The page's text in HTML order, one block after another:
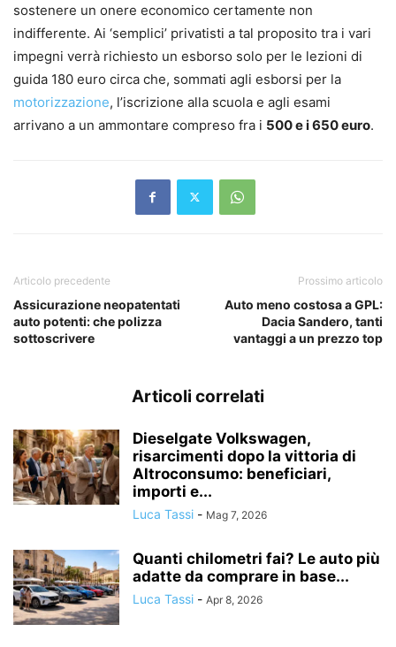
sostenere un onere economico certamente non
indifferente. Ai ‘semplici’ privatisti a tal proposito tra i vari
impegni verrà richiesto un esborso solo per le lezioni di
guida 180 euro circa che, sommati agli esborsi per la
motorizzazione, l’iscrizione alla scuola e agli esami
arrivano a un ammontare compreso fra i 500 e i 650 euro.
Articolo precedente
Assicurazione neopatentati
auto potenti: che polizza
sottoscrivere
Prossimo articolo
Auto meno costosa a GPL:
Dacia Sandero, tanti
vantaggi a un prezzo top
Articoli correlati
Dieselgate Volkswagen,
risarcimenti dopo la vittoria di
Altroconsumo: beneficiari,
importi e...
Luca Tassi - Mag 7, 2026
Quanti chilometri fai? Le auto più
adatte da comprare in base...
Luca Tassi - Apr 8, 2026